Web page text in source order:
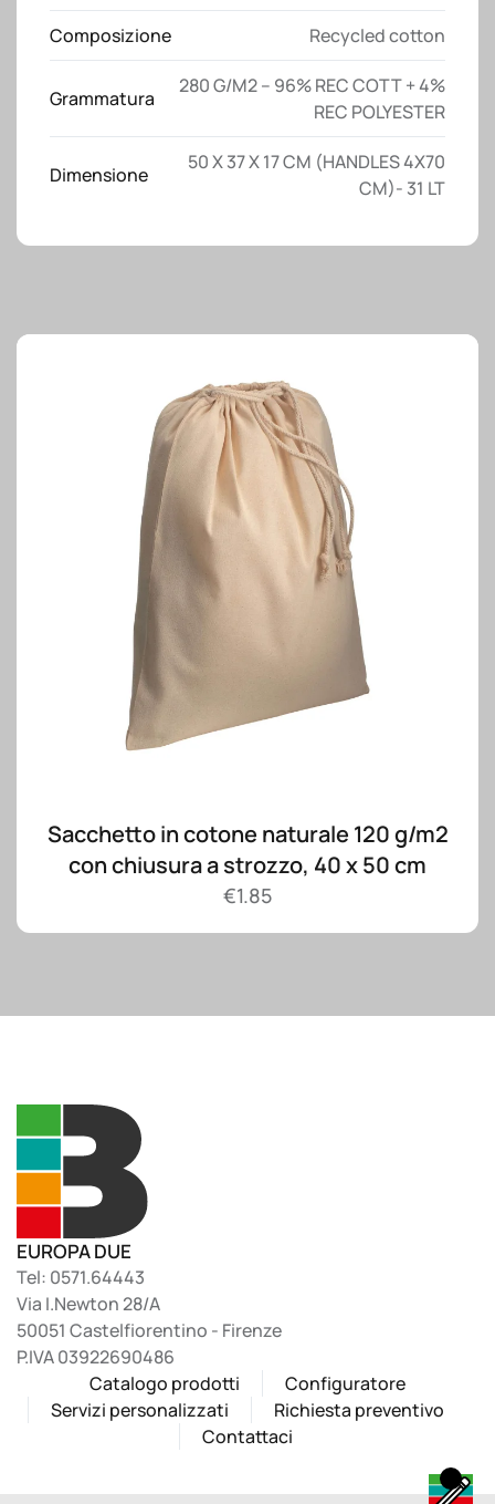
Composizione Recycled cotton
Grammatura
280 G/M2 – 96% REC COTT + 4%
REC POLYESTER
Dimensione
50 X 37 X 17 CM (HANDLES 4X70
CM)- 31 LT
Sacchetto in cotone naturale 120 g/m2
con chiusura a strozzo, 40 x 50 cm
€1.85
EUROPA DUE
Tel: 0571.64443
Via I.Newton 28/A
50051 Castelfiorentino - Firenze
P.IVA 03922690486
Catalogo prodotti
Configuratore
Servizi personalizzati
Richiesta preventivo
Contattaci